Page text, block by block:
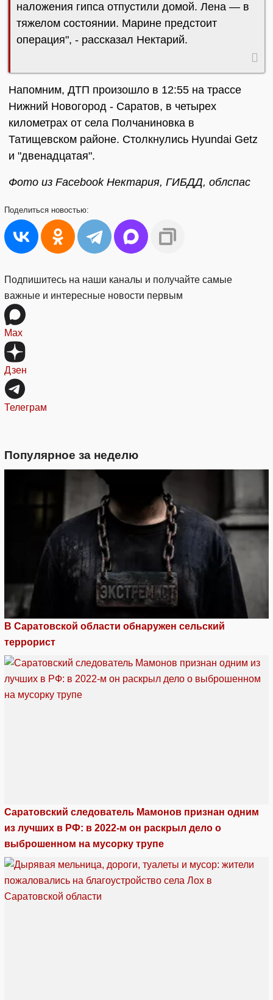
наложения гипса отпустили домой. Лена — в
тяжелом состоянии. Марине предстоит
операция", - рассказал Нектарий.
Напомним, ДТП произошло в 12:55 на трассе
Нижний Новогород - Саратов, в четырех
километрах от села Полчаниновка в
Татищевском районе. Столкнулись Hyundai Getz
и "двенадцатая".
Фото из Facebook Нектария, ГИБДД, облспас
Поделиться новостью:
Подпишитесь на наши каналы и получайте самые
важные и интересные новости первым
Max
Дзен
Телеграм
Популярное за неделю
В Саратовской области обнаружен сельский
террорист
Саратовский следователь Мамонов признан одним
из лучших в РФ: в 2022-м он раскрыл дело о
выброшенном на мусорку трупе